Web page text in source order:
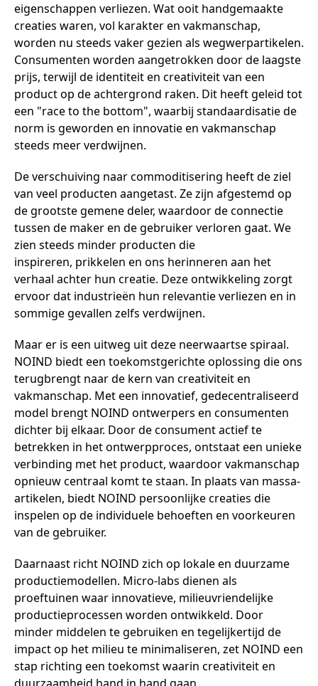
eigenschappen verliezen. Wat ooit handgemaakte
creaties waren, vol karakter en vakmanschap,
worden nu steeds vaker gezien als wegwerpartikelen.
Consumenten worden aangetrokken door de laagste
prijs, terwijl de identiteit en creativiteit van een
product op de achtergrond raken. Dit heeft geleid tot
een "race to the bottom", waarbij standaardisatie de
norm is geworden en innovatie en vakmanschap
steeds meer verdwijnen.
De verschuiving naar commoditisering heeft de ziel
van veel producten aangetast. Ze zijn afgestemd op
de grootste gemene deler, waardoor de connectie
tussen de maker en de gebruiker verloren gaat. We
zien steeds minder producten die
inspireren, prikkelen en ons herinneren aan het
verhaal achter hun creatie. Deze ontwikkeling zorgt
ervoor dat industrieën hun relevantie verliezen en in
sommige gevallen zelfs verdwijnen.
Maar er is een uitweg uit deze neerwaartse spiraal.
NOIND biedt een toekomstgerichte oplossing die ons
terugbrengt naar de kern van creativiteit en
vakmanschap. Met een innovatief, gedecentraliseerd
model brengt NOIND ontwerpers en consumenten
dichter bij elkaar. Door de consument actief te
betrekken in het ontwerpproces, ontstaat een unieke
verbinding met het product, waardoor vakmanschap
opnieuw centraal komt te staan. In plaats van massa-
artikelen, biedt NOIND persoonlijke creaties die
inspelen op de individuele behoeften en voorkeuren
van de gebruiker.
Daarnaast richt NOIND zich op lokale en duurzame
productiemodellen. Micro-labs dienen als
proeftuinen waar innovatieve, milieuvriendelijke
productieprocessen worden ontwikkeld. Door
minder middelen te gebruiken en tegelijkertijd de
impact op het milieu te minimaliseren, zet NOIND een
stap richting een toekomst waarin creativiteit en